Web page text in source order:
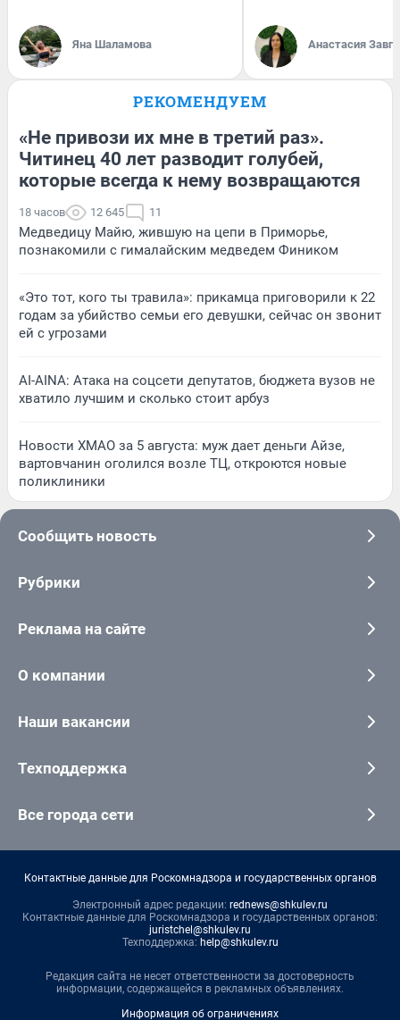
Яна Шаламова Анастасия
РЕКОМЕНДУЕМ
«Не привози их мне в третий раз».
Читинец 40 лет разводит голубей,
которые всегда к нему возвращаются
18 часов 12 645 11
Медведицу Майю, жившую на цепи в Приморье,
познакомили с гималайским медведем Фиником
«Это тот, кого ты травила»: прикамца приговорили к 22
годам за убийство семьи его девушки, сейчас он звонит
ей с угрозами
AI-AINA: Атака на соцсети депутатов, бюджета вузов не
хватило лучшим и сколько стоит арбуз
Новости ХМАО за 5 августа: муж дает деньги Айзе,
вартовчанин оголился возле ТЦ, откроются новые
поликлиники
Сообщить новость
Рубрики
Реклама на сайте
О компании
Наши вакансии
Техподдержка
Все города сети
Контактные данные для Роскомнадзора и государственных органов
Электронный адрес редакции: rednews@shkulev.ru
Контактные данные для Роскомнадзора и государственных органов:
juristchel@shkulev.ru
Техподдержка: help@shkulev.ru
Редакция сайта не несет ответственности за достоверность
информации, содержащейся в рекламных объявлениях.
Информация об ограничениях